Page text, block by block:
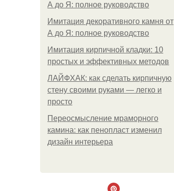
А до Я: полное руководство
Имитация декоративного камня от
А до Я: полное руководство
Имитация кирпичной кладки: 10
простых и эффективных методов
ЛАЙФХАК: как сделать кирпичную
стену своими руками — легко и
просто
Переосмысление мраморного
камина: как пенопласт изменил
дизайн интерьера